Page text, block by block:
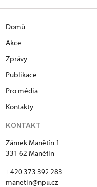
Domů
Akce
Zprávy
Publikace
Pro média
Kontakty
KONTAKT
Zámek Manětín 1
331 62 Manětín
+420 373 392 283
manetin@npu.cz